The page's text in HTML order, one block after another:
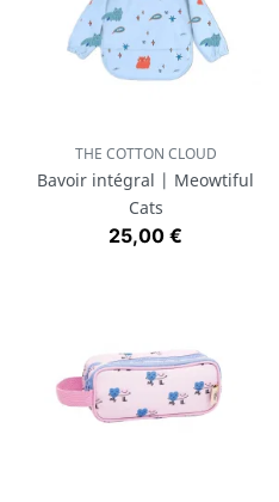
THE COTTON CLOUD
Bavoir intégral | Meowtiful
Cats
Prix
25,00 €